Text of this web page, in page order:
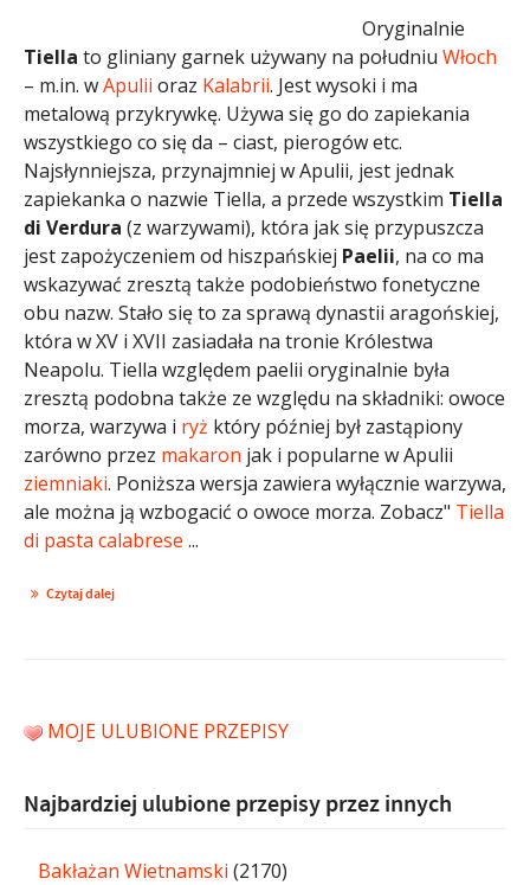
Oryginalnie
Tiella to gliniany garnek używany na południu Włoch
– m.in. wApulii oraz Kalabrii. Jest wysoki i ma
metalową przykrywkę. Używa się go do zapiekania
wszystkiego co się da – ciast, pierogów etc.
Najsłynniejsza, przynajmniej w Apulii, jest jednak
zapiekanka o nazwie Tiella, a przede wszystkim Tiella
di Verdura (z warzywami), która jak się przypuszcza
jest zapożyczeniem od hiszpańskiej Paelii, na co ma
wskazywać zresztą także podobieństwo fonetyczne
obu nazw. Stało się to za sprawą dynastii aragońskiej,
która w XV i XVII zasiadała na tronie Królestwa
Neapolu. Tiella względem paelii oryginalnie była
zresztą podobna także ze względu na składniki: owoce
morza, warzywa i ryż który później był zastąpiony
zarówno przez makaron jak i popularne w Apulii
ziemniaki. Poniższa wersja zawiera wyłącznie warzywa,
ale można ją wzbogacić o owoce morza. Zobacz" Tiella
di pasta calabrese ...
Czytaj dalej
MOJE ULUBIONE PRZEPISY
Najbardziej ulubione przepisy przez innych
Bakłażan Wietnamski (2170)